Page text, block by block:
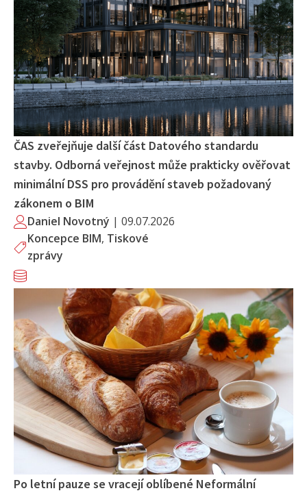
ČAS zveřejňuje další část Datového standardu
stavby. Odborná veřejnost může prakticky ověřovat
minimální DSS pro provádění staveb požadovaný
zákonem o BIM
Daniel Novotný | 09.07.2026
Koncepce BIM, Tiskové
zprávy
Po letní pauze se vracejí oblíbené Neformální